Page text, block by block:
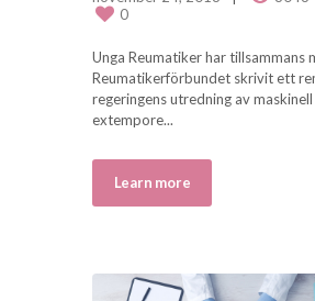
0
Unga Reumatiker har tillsammans
Reumatikerförbundet skrivit ett
regeringens utredning av maskinell
extempore...
Learn more